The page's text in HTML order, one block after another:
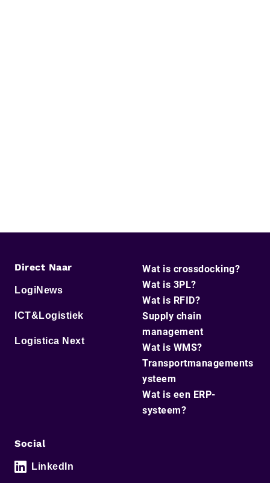
Direct Naar
LogiNews
ICT&Logistiek
Logistica Next
Wat is crossdocking?
Wat is 3PL?
Wat is RFID?
Supply chain
management
Wat is WMS?
Transportmanagements
ysteem
Wat is een ERP-
systeem?
Social
LinkedIn